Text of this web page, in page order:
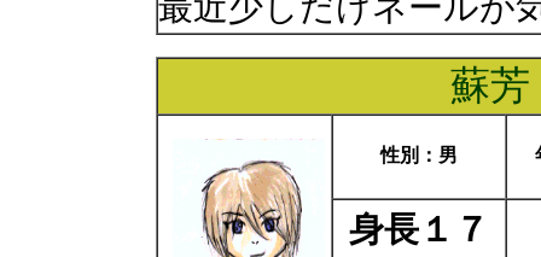
蘇芳
性別：男
身長１７